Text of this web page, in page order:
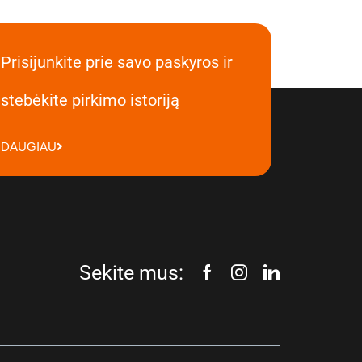
Prisijunkite prie savo paskyros ir
stebėkite pirkimo istoriją
DAUGIAU
Sekite mus: